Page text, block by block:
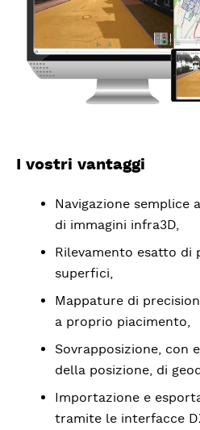
I vostri vantaggi
Navigazione semplice
di immagini infra3D,
Rilevamento esatto di
superfici,
Mappature di
a proprio piacimento,
Sovrapposizione, con
della posizione, di
Importazione e
tramite le interfacce